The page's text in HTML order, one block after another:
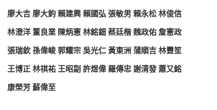
廖大吉 廖大鈞 賴建興 賴國弘 張敏男 賴永松 林俊信
林澄洋 董良業 陳炳憲 林銘鈿 蔡廷楷 魏政佑 詹憲政
張瑞欽 孫偉峻 郭耀宗 吳光仁 黃東洲 蒲順吉 林豐笙
王博正 林祺祐 王昭副 許煜偉 羅傳忠 謝清發 蕭又銘
康榮芳 蘇偉至